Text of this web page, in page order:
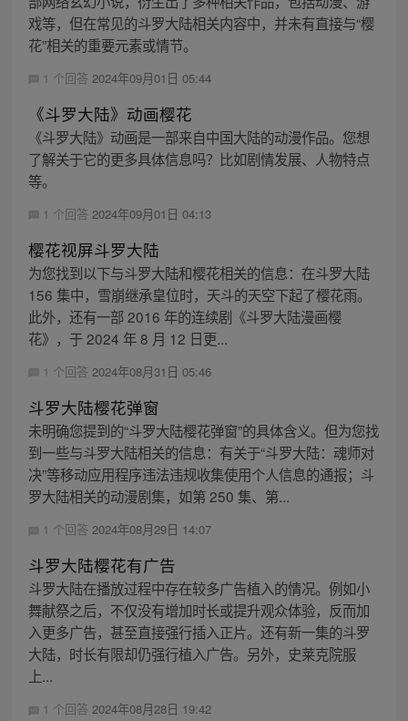
戏等，但在常见的斗罗大陆相关内容中，并未有直接与“樱
花”相关的重要元素或情节。
1 个回答 2024年09月01日 05:44
《斗罗大陆》动画樱花
《斗罗大陆》动画是一部来自中国大陆的动漫作品。您想
了解关于它的更多具体信息吗？比如剧情发展、人物特点
等。
1 个回答 2024年09月01日 04:13
樱花视屏斗罗大陆
为您找到以下与斗罗大陆和樱花相关的信息：在斗罗大陆
156 集中，雪崩继承皇位时，天斗的天空下起了樱花雨。
此外，还有一部 2016 年的连续剧《斗罗大陆漫画樱
花》，于 2024 年 8 月 12 日更...
1 个回答 2024年08月31日 05:46
斗罗大陆樱花弹窗
未明确您提到的“斗罗大陆樱花弹窗”的具体含义。但为您找
到一些与斗罗大陆相关的信息：有关于“斗罗大陆：魂师对
决”等移动应用程序违法违规收集使用个人信息的通报；斗
罗大陆相关的动漫剧集，如第 250 集、第...
1 个回答 2024年08月29日 14:07
斗罗大陆樱花有广告
斗罗大陆在播放过程中存在较多广告植入的情况。例如小
舞献祭之后，不仅没有增加时长或提升观众体验，反而加
入更多广告，甚至直接强行插入正片。还有新一集的斗罗
大陆，时长有限却仍强行植入广告。另外，史莱克院服
上...
1 个回答 2024年08月28日 19:42